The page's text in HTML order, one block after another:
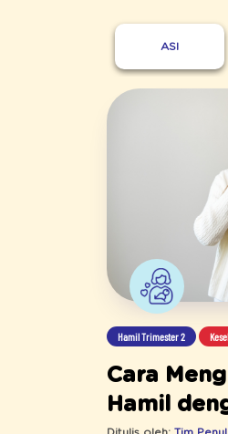
ASI
Hamil Trimester 2
Cara
Hamil